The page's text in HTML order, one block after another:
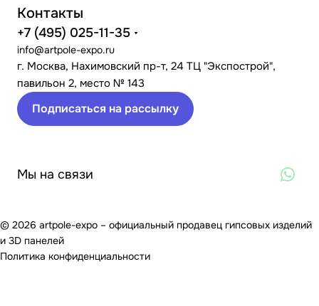
Контакты
+7 (495) 025-11-35
info@artpole-expo.ru
г. Москва, Нахимовский пр-т, 24 ТЦ "Экспострой",
павильон 2, место № 143
Подписаться на рассылку
Мы на связи
© 2026 artpole-expo – официальный продавец гипсовых изделий
и 3D панелей
Политика конфиденциальности